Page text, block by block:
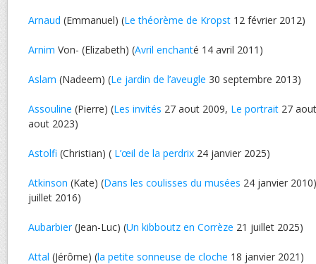
Arnaud (Emmanuel) (Le théorème de Kropst 12 février 2012)
Arnim Von- (Elizabeth) (Avril enchanté 14 avril 2011)
Aslam (Nadeem) (Le jardin de l’aveugle 30 septembre 2013)
Assouline (Pierre) (Les invités 27 aout 2009, Le portrait 27
aout 2023)
Astolfi (Christian) ( L’œil de la perdrix 24 janvier 2025)
Atkinson (Kate) (Dans les coulisses du musées 24 janvier
juillet 2016)
Aubarbier(Jean-Luc) (Un kibboutz en Corrèze 21 juillet 2025)
Attal (Jérôme) (la petite sonneuse de cloche 18 janvier 2021)